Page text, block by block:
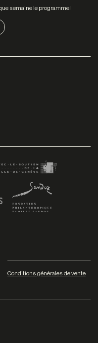
semaine le programme!
Conditions générales de vente